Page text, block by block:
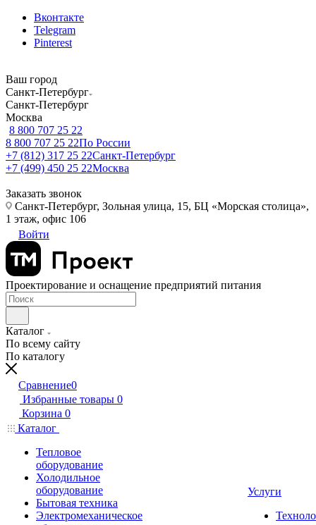
Вконтакте
Telegram
Pinterest
Ваш город
Санкт-Петербург
Санкт-Петербург
Москва
8 800 707 25 22
8 800 707 25 22По России
+7 (812) 317 25 22Санкт-Петербург
+7 (499) 450 25 22Москва
Заказать звонок
Санкт-Петербург, Зольная улица, 15, БЦ «Морская столица»,
1 этаж, офис 106
Войти
Проектирование и оснащение предприятий питания
Каталог
По всему сайту
По каталогу
Сравнение0
Избранные товары 0
Корзина 0
Каталог
Тепловое
оборудование
Холодильное
оборудование
Бытовая техника
Электромеханическое
Услуги